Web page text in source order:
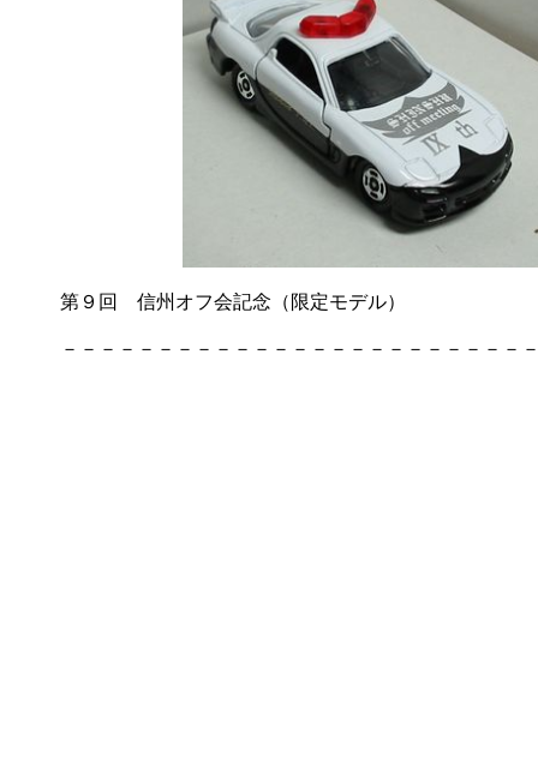
第９回 信州オフ会記念（限定モデル）
－－－－－－－－－－－－－－－－－－－－－－－－